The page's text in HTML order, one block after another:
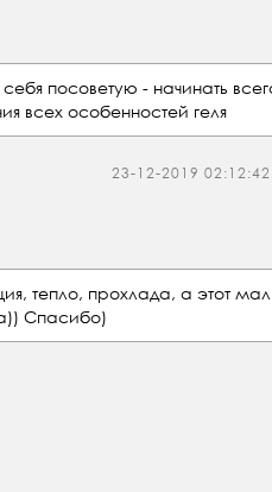
посоветую - начинать
всех особенностей геля
23-12-2019 02:12:42
тепло, прохлада, а этот
Спасибо)